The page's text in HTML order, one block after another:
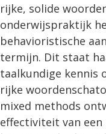
rijke, solide
onderwijspraktijk
behavioristische
termijn. Dit staat
taalkundige kennis
rijke
mixed methods
effectiviteit van